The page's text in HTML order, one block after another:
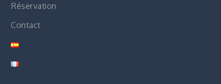
Réservation
Contact